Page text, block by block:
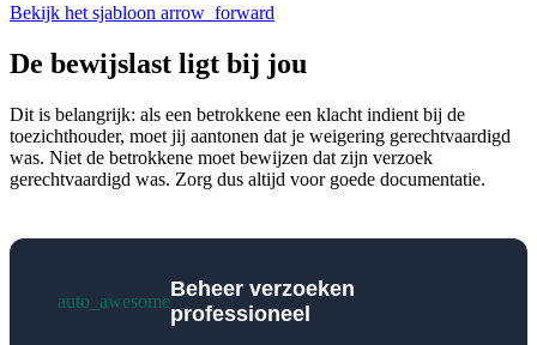
Bekijk het sjabloon arrow_forward
De bewijslast ligt bij jou
Dit is belangrijk: als een betrokkene een klacht indient bij de
toezichthouder, moet jij aantonen dat je weigering gerechtvaardigd
was. Niet de betrokkene moet bewijzen dat zijn verzoek
gerechtvaardigd was. Zorg dus altijd voor goede documentatie.
auto_awesome
Beheer verzoeken
professioneel